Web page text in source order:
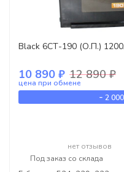
Black 6СТ-190 (О.П.)
10 890 ₽ 12 890 ₽
цена при обмене
- 2
нет отзывов
Под заказ со склада